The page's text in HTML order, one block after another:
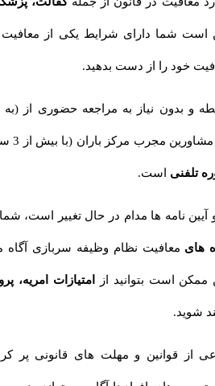
شما دارای شرایط یکی از معافیت ها
خود را از دست بدهید.
بدون نیاز به مراجعه حضوری از (به جز
تعطیلات رسمی) توسط مشاورین مجرب مرکز باران (با بیش از 3 سال
است.
نامه ها مدام در حال تغییر است، شما را
معافیت نظام وظیفه سربازی آگاه می
است بتوانید ازامتیازات امریه، پروژه
قوانین و مهلت های قانونی پر کردن